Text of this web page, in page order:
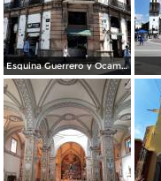
Esquina Guerrero y Ocampo